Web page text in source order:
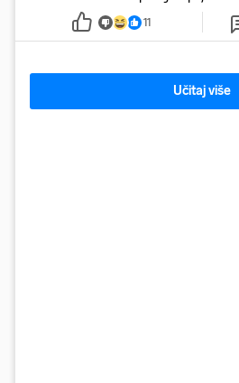
ju je lovila po travnjaku, a njezine
11
Učitaj više